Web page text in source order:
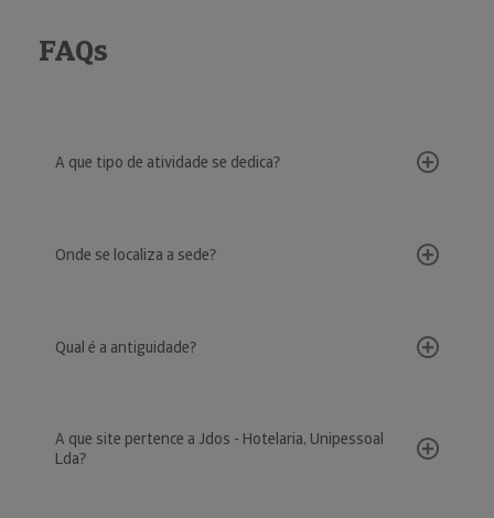
FAQs
A que tipo de atividade se dedica?
Onde se localiza a sede?
Qual é a antiguidade?
A que site pertence a Jdos - Hotelaria, Unipessoal
Lda?